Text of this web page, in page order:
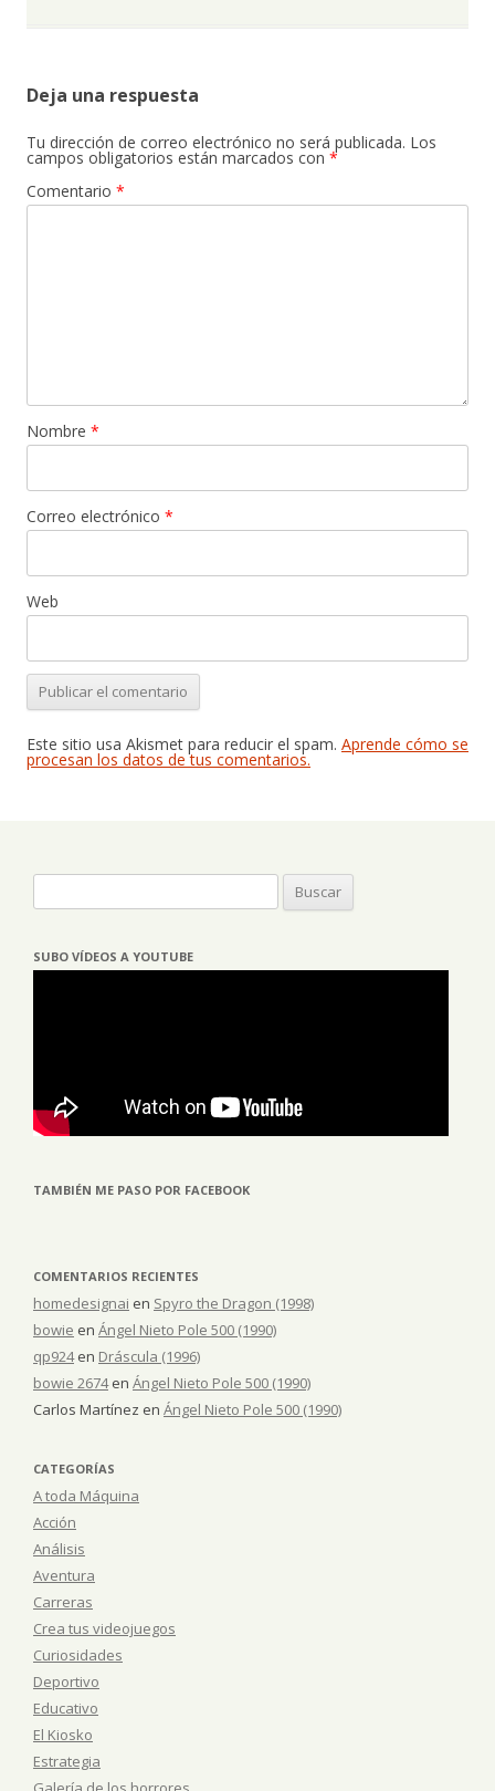
Deja una respuesta
Tu dirección de correo electrónico no será publicada. Los
campos obligatorios están marcados con *
Comentario *
Nombre *
Correo electrónico *
Web
Este sitio usa Akismet para reducir el spam. Aprende cómo se
procesan los datos de tus comentarios.
SUBO VÍDEOS A YOUTUBE
TAMBIÉN ME PASO POR FACEBOOK
COMENTARIOS RECIENTES
homedesignai en Spyro the Dragon (1998)
bowie en Ángel Nieto Pole 500 (1990)
qp924en Dráscula (1996)
bowie 2674en Ángel Nieto Pole 500 (1990)
Carlos Martínez en Ángel Nieto Pole 500 (1990)
CATEGORÍAS
A toda Máquina
Acción
Análisis
Aventura
Carreras
Crea tus videojuegos
Curiosidades
Deportivo
Educativo
El Kiosko
Estrategia